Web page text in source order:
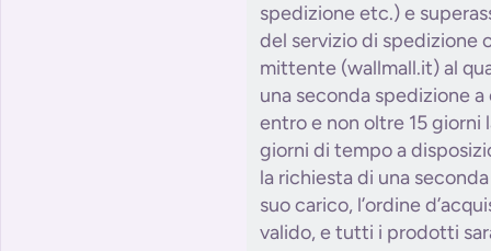
spedizione etc.) e
del servizio di spedizione
mittente (wallmall.it) al
una seconda spedizione
entro e non oltre 15 giorni
giorni di tempo a
la richiesta di una
suo carico, l’ordine
valido, e tutti i prodotti